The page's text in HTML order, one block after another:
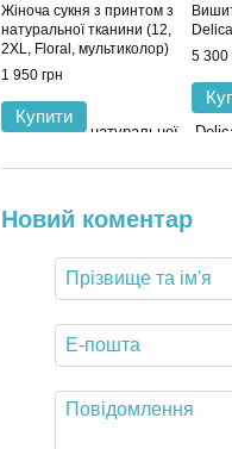
Жіноча сукня з принтом з
натуральної тканини (12,
2XL, Floral, мультиколор)
1 950 грн
Купити
5 300
Новий коментар